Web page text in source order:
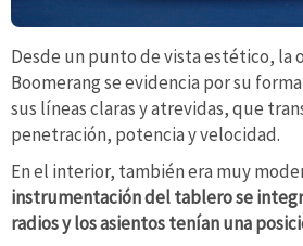
Desde un punto de vista estético, la
Boomerang se evidencia por su
sus líneas claras y atrevidas, que
penetración, potencia y velocidad.
En el interior, también era muy
instrumentación del tablero se
radios y los asientos tenían una